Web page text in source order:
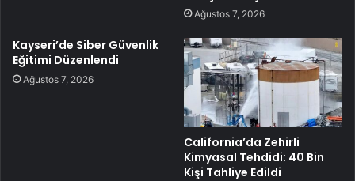
Ağustos 7, 2026
Kayseri’de Siber Güvenlik
Eğitimi Düzenlendi
Ağustos 7, 2026
California’da Zehirli
Kimyasal Tehdidi: 40 Bin
Kişi Tahliye Edildi